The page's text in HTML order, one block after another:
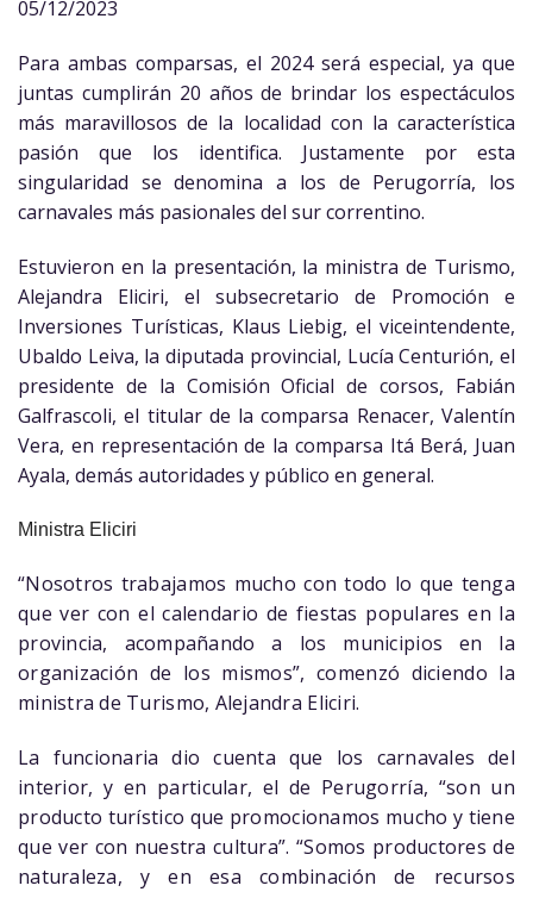
05/12/2023
Para ambas comparsas, el 2024 será especial, ya que
juntas cumplirán 20 años de brindar los espectáculos
más maravillosos de la localidad con la característica
pasión que los identifica. Justamente por esta
singularidad se denomina a los de Perugorría, los
carnavales más pasionales del sur correntino.
Estuvieron en la presentación, la ministra de Turismo,
Alejandra Eliciri, el subsecretario de Promoción e
Inversiones Turísticas, Klaus Liebig, el viceintendente,
Ubaldo Leiva, la diputada provincial, Lucía Centurión, el
presidente de la Comisión Oficial de corsos, Fabián
Galfrascoli, el titular de la comparsa Renacer, Valentín
Vera, en representación de la comparsa Itá Berá, Juan
Ayala, demás autoridades y público en general.
Ministra Eliciri
“Nosotros trabajamos mucho con todo lo que tenga
que ver con el calendario de fiestas populares en la
provincia, acompañando a los municipios en la
organización de los mismos”, comenzó diciendo la
ministra de Turismo, Alejandra Eliciri.
La funcionaria dio cuenta que los carnavales del
interior, y en particular, el de Perugorría, “son un
producto turístico que promocionamos mucho y tiene
que ver con nuestra cultura”. “Somos productores de
naturaleza, y en esa combinación de recursos